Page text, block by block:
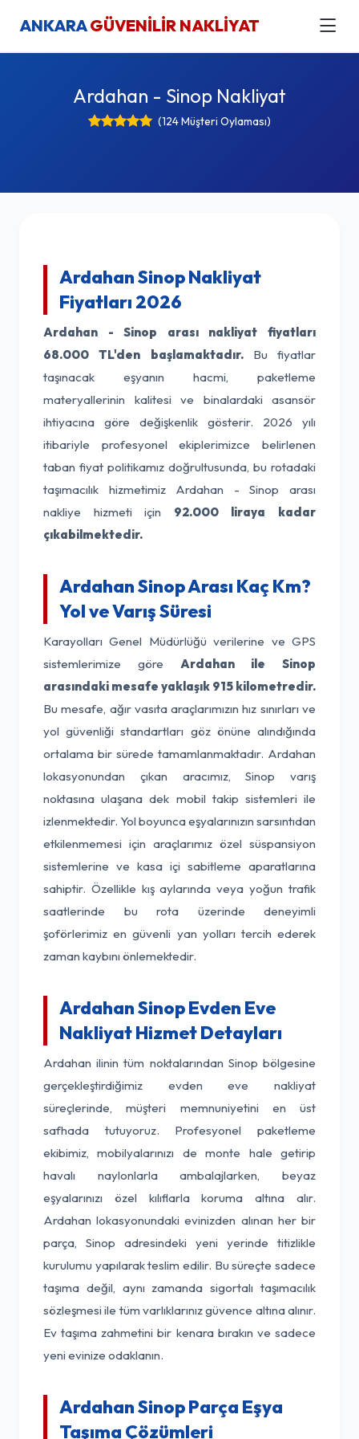
ANKARAGÜVENİLİR NAKLİYAT
Ardahan - Sinop Nakliyat
(124 Müşteri Oylaması)
Ardahan Sinop Nakliyat
Fiyatları 2026
Ardahan - Sinop arası nakliyat fiyatları
68.000 TL'den başlamaktadır.Bu fiyatlar
taşınacak eşyanın hacmi, paketleme
materyallerinin kalitesi ve binalardaki asansör
ihtiyacına göre değişkenlik gösterir. 2026 yılı
itibariyle profesyonel ekiplerimizce belirlenen
taban fiyat politikamız doğrultusunda, bu rotadaki
taşımacılık hizmetimiz Ardahan - Sinop arası
nakliye hizmeti için 92.000 liraya kadar
çıkabilmektedir.
Ardahan Sinop Arası Kaç Km?
Yol ve Varış Süresi
Karayolları Genel Müdürlüğü verilerine ve GPS
sistemlerimize göre Ardahan ile Sinop
arasındaki mesafe yaklaşık 915 kilometredir.
Bu mesafe, ağır vasıta araçlarımızın hız sınırları ve
yol güvenliği standartları göz önüne alındığında
ortalama bir sürede tamamlanmaktadır. Ardahan
lokasyonundan çıkan aracımız, Sinop varış
noktasına ulaşana dek mobil takip sistemleri ile
izlenmektedir. Yol boyunca eşyalarınızın sarsıntıdan
etkilenmemesi için araçlarımız özel süspansiyon
sistemlerine ve kasa içi sabitleme aparatlarına
sahiptir. Özellikle kış aylarında veya yoğun trafik
saatlerinde bu rota üzerinde deneyimli
şoförlerimiz en güvenli yan yolları tercih ederek
zaman kaybını önlemektedir.
Ardahan Sinop Evden Eve
Nakliyat Hizmet Detayları
Ardahan ilinin tüm noktalarından Sinop bölgesine
gerçekleştirdiğimiz evden eve nakliyat
süreçlerinde, müşteri memnuniyetini en üst
safhada tutuyoruz. Profesyonel paketleme
ekibimiz, mobilyalarınızı de monte hale getirip
havalı naylonlarla ambalajlarken, beyaz
eşyalarınızı özel kılıflarla koruma altına alır.
Ardahan lokasyonundaki evinizden alınan her bir
parça, Sinop adresindeki yeni yerinde titizlikle
kurulumu yapılarak teslim edilir. Bu süreçte sadece
taşıma değil, aynı zamanda sigortalı taşımacılık
sözleşmesi ile tüm varlıklarınız güvence altına alınır.
Ev taşıma zahmetini bir kenara bırakın ve sadece
yeni evinize odaklanın.
Ardahan Sinop Parça Eşya
Taşıma Çözümleri